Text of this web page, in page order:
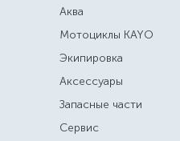
Аква
Мотоциклы KAYO
Экипировка
Аксессуары
Запасные части
Сервис